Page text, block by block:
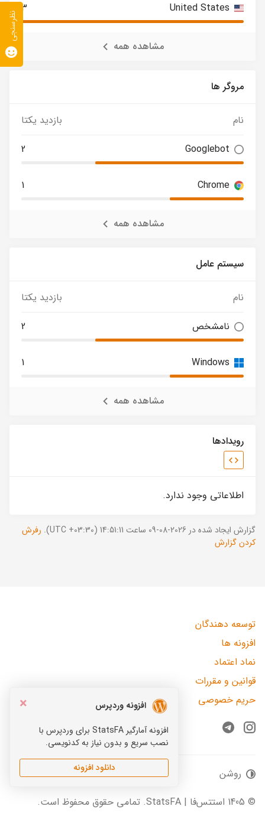
United States
3
مشاهده همه
مروگر ها
نام
بازدید یکتا
Googlebot
2
Chrome
1
مشاهده همه
سیستم عامل
نام
بازدید یکتا
نامشخص
2
Windows
1
مشاهده همه
رویدادها
اطلاعاتی وجود ندارد.
گزارش ایجاد شده در 2026-08-09 ساعت 14:51:11 (UTC +03:30).
رفرش
کردن گزارش
×
افزونه وردپرس
افزونه آمارگیر StatsFA برای وردپرس با
نصب سریع و بدون نیاز به کدنویسی.
دانلود افزونه
توسعه دهندگان
افزونه ها
نماد اعتماد
قوانین و مقررات
حریم خصوصی
Instagram
Telegram
© 1405 استتس‌فا | StatsFA. تمامی حقوق محفوظ است.
روشن
نظرسنجی